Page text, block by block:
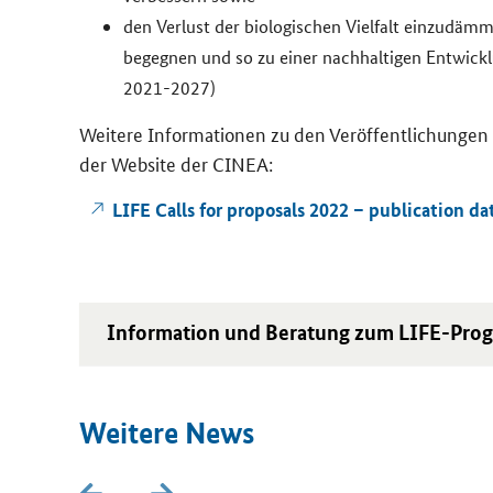
den Ver­lust der bio­lo­gi­schen Viel­falt
be­geg­nen und so zu einer nach­hal­ti­gen
2021-​2027)
Wei­te­re In­for­ma­tio­nen zu den
derWebsite der CINEA:
LIFE Calls for proposals 2022 – publication
In­for­ma­ti­on und Be­ra­tung zum LIFE-​
Wei­te­re News